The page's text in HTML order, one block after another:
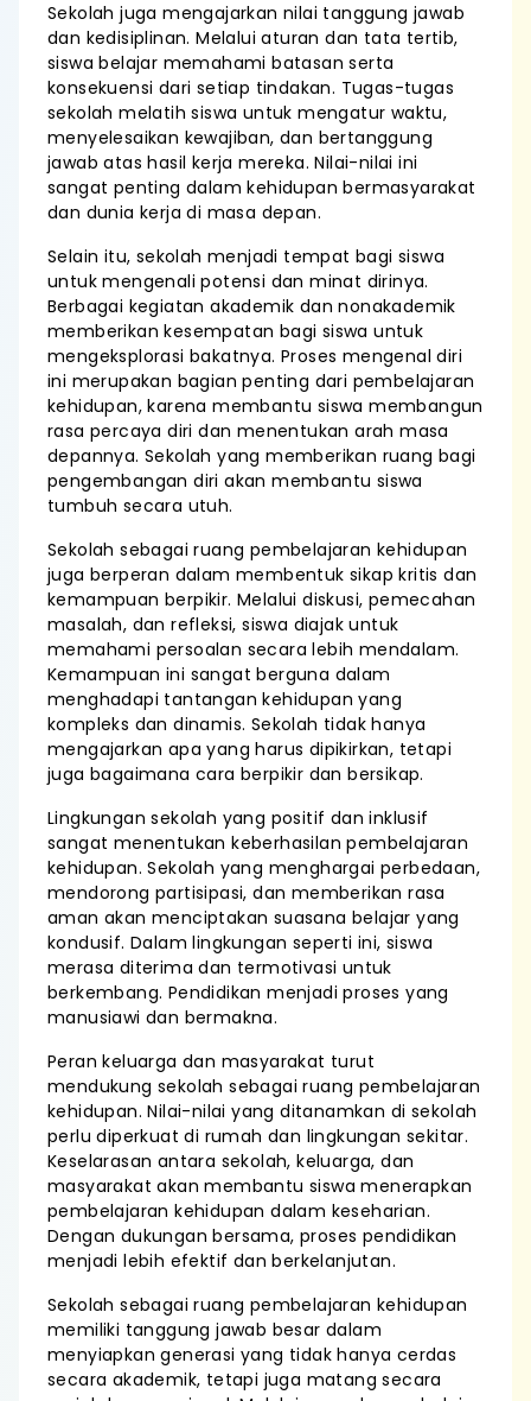
Sekolah juga mengajarkan nilai tanggung jawab
dan kedisiplinan. Melalui aturan dan tata tertib,
siswa belajar memahami batasan serta
konsekuensi dari setiap tindakan. Tugas-tugas
sekolah melatih siswa untuk mengatur waktu,
menyelesaikan kewajiban, dan bertanggung
jawab atas hasil kerja mereka. Nilai-nilai ini
sangat penting dalam kehidupan bermasyarakat
dan dunia kerja di masa depan.
Selain itu, sekolah menjadi tempat bagi siswa
untuk mengenali potensi dan minat dirinya.
Berbagai kegiatan akademik dan nonakademik
memberikan kesempatan bagi siswa untuk
mengeksplorasi bakatnya. Proses mengenal diri
ini merupakan bagian penting dari pembelajaran
kehidupan, karena membantu siswa membangun
rasa percaya diri dan menentukan arah masa
depannya. Sekolah yang memberikan ruang bagi
pengembangan diri akan membantu siswa
tumbuh secara utuh.
Sekolah sebagai ruang pembelajaran kehidupan
juga berperan dalam membentuk sikap kritis dan
kemampuan berpikir. Melalui diskusi, pemecahan
masalah, dan refleksi, siswa diajak untuk
memahami persoalan secara lebih mendalam.
Kemampuan ini sangat berguna dalam
menghadapi tantangan kehidupan yang
kompleks dan dinamis. Sekolah tidak hanya
mengajarkan apa yang harus dipikirkan, tetapi
juga bagaimana cara berpikir dan bersikap.
Lingkungan sekolah yang positif dan inklusif
sangat menentukan keberhasilan pembelajaran
kehidupan. Sekolah yang menghargai perbedaan,
mendorong partisipasi, dan memberikan rasa
aman akan menciptakan suasana belajar yang
kondusif. Dalam lingkungan seperti ini, siswa
merasa diterima dan termotivasi untuk
berkembang. Pendidikan menjadi proses yang
manusiawi dan bermakna.
Peran keluarga dan masyarakat turut
mendukung sekolah sebagai ruang pembelajaran
kehidupan. Nilai-nilai yang ditanamkan di sekolah
perlu diperkuat di rumah dan lingkungan sekitar.
Keselarasan antara sekolah, keluarga, dan
masyarakat akan membantu siswa menerapkan
pembelajaran kehidupan dalam keseharian.
Dengan dukungan bersama, proses pendidikan
menjadi lebih efektif dan berkelanjutan.
Sekolah sebagai ruang pembelajaran kehidupan
memiliki tanggung jawab besar dalam
menyiapkan generasi yang tidak hanya cerdas
secara akademik, tetapi juga matang secara